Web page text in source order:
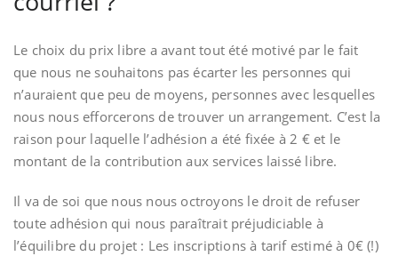
Le choix du prix libre a avant tout été motivé par le fait
que nous ne souhaitons pas écarter les personnes qui
n’auraient que peu de moyens, personnes avec lesquelles
nous nous efforcerons de trouver un arrangement. C’est la
raison pour laquelle l’adhésion a été fixée à 2 € et le
montant de la contribution aux services laissé libre.
Il va de soi que nous nous octroyons le droit de refuser
toute adhésion qui nous paraîtrait préjudiciable à
l’équilibre du projet : Les inscriptions à tarif estimé à 0€ (!)